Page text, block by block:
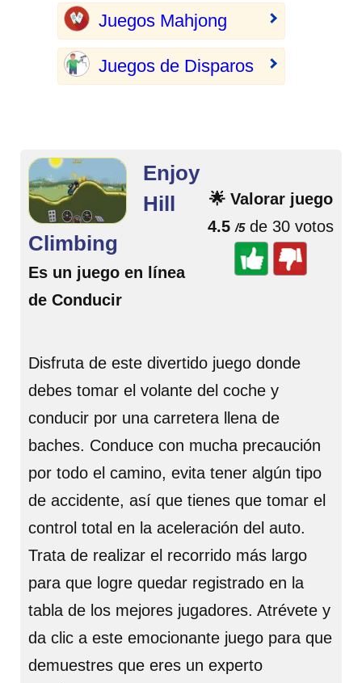
Juegos Mahjong
Juegos de Disparos
🌟 Valorar juego
4.5 /5de 30 votos
Enjoy
Hill
Climbing
Es un juego en línea
de Conducir
Disfruta de este divertido juego donde
debes tomar el volante del coche y
conducir por una carretera llena de
baches. Conduce con mucha precaución
por todo el camino, evita tener algún tipo
de accidente, así que tienes que tomar el
control total en la aceleración del auto.
Trata de realizar el recorrido más largo
para que logre quedar registrado en la
tabla de los mejores jugadores. Atrévete y
da clic a este emocionante juego para que
demuestres que eres un experto